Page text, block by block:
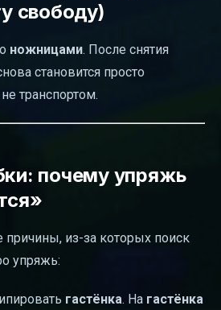
свободу)
ножницами. После снятия
становится просто
транспортом.
почему упряжь
из-за которых поиск
упряжь:
гастёнка. На гастёнка